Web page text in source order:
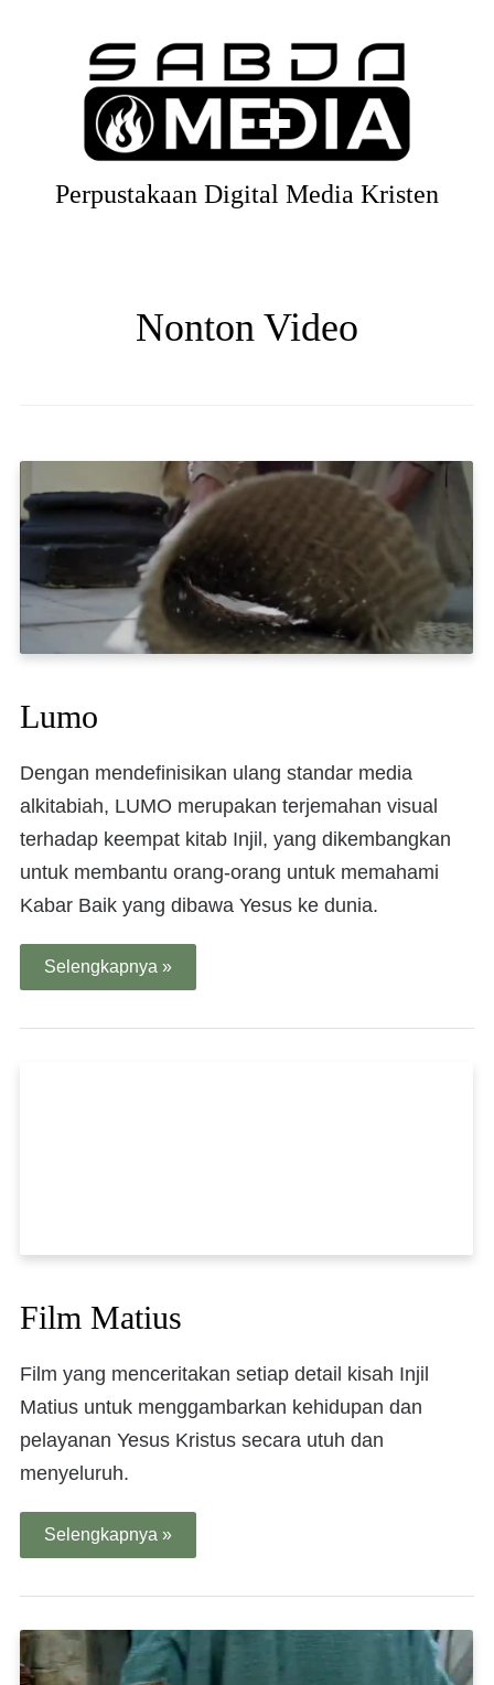
Perpustakaan Digital Media Kristen
Nonton Video
Lumo
Dengan mendefinisikan ulang standar media
alkitabiah, LUMO merupakan terjemahan visual
terhadap keempat kitab Injil, yang dikembangkan
untuk membantu orang-orang untuk memahami
Kabar Baik yang dibawa Yesus ke dunia.
Selengkapnya »
Film Matius
Film yang menceritakan setiap detail kisah Injil
Matius untuk menggambarkan kehidupan dan
pelayanan Yesus Kristus secara utuh dan
menyeluruh.
Selengkapnya »